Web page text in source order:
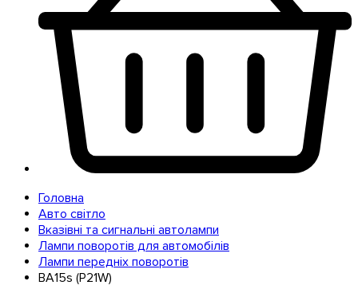
Головна
Авто світло
Вказівні та сигнальні автолампи
Лампи поворотів для автомобілів
Лампи передніх поворотів
BA15s (P21W)